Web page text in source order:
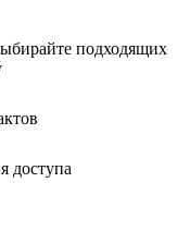
подходящих
доступа